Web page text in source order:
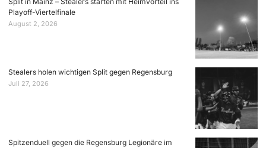
Playoff-Viertelfinale
August 2, 2026
Stealers holen wichtigen Split gegen Regensburg
Juli 27, 2026
Spitzenduell gegen die Regensburg Legionäre im